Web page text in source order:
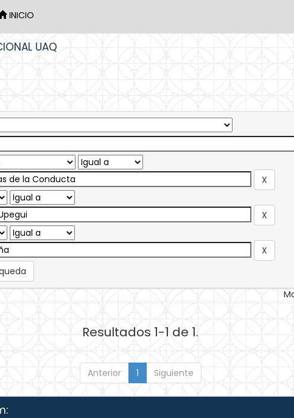
INICIO
UAQ
Resultados 1-1 de 1.
Anterior 1 Siguiente